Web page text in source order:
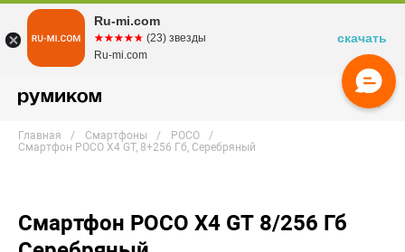
Главная Смартфоны
POCO
Смартфон POCO X4 GT, 8+256 Гб, Серебряный
Смартфон POCO X4 GT 8/256 Гб
Ru-mi.com
☆☆☆☆☆
★★★★★ (23) звезды
Ru-mi.com
скачать